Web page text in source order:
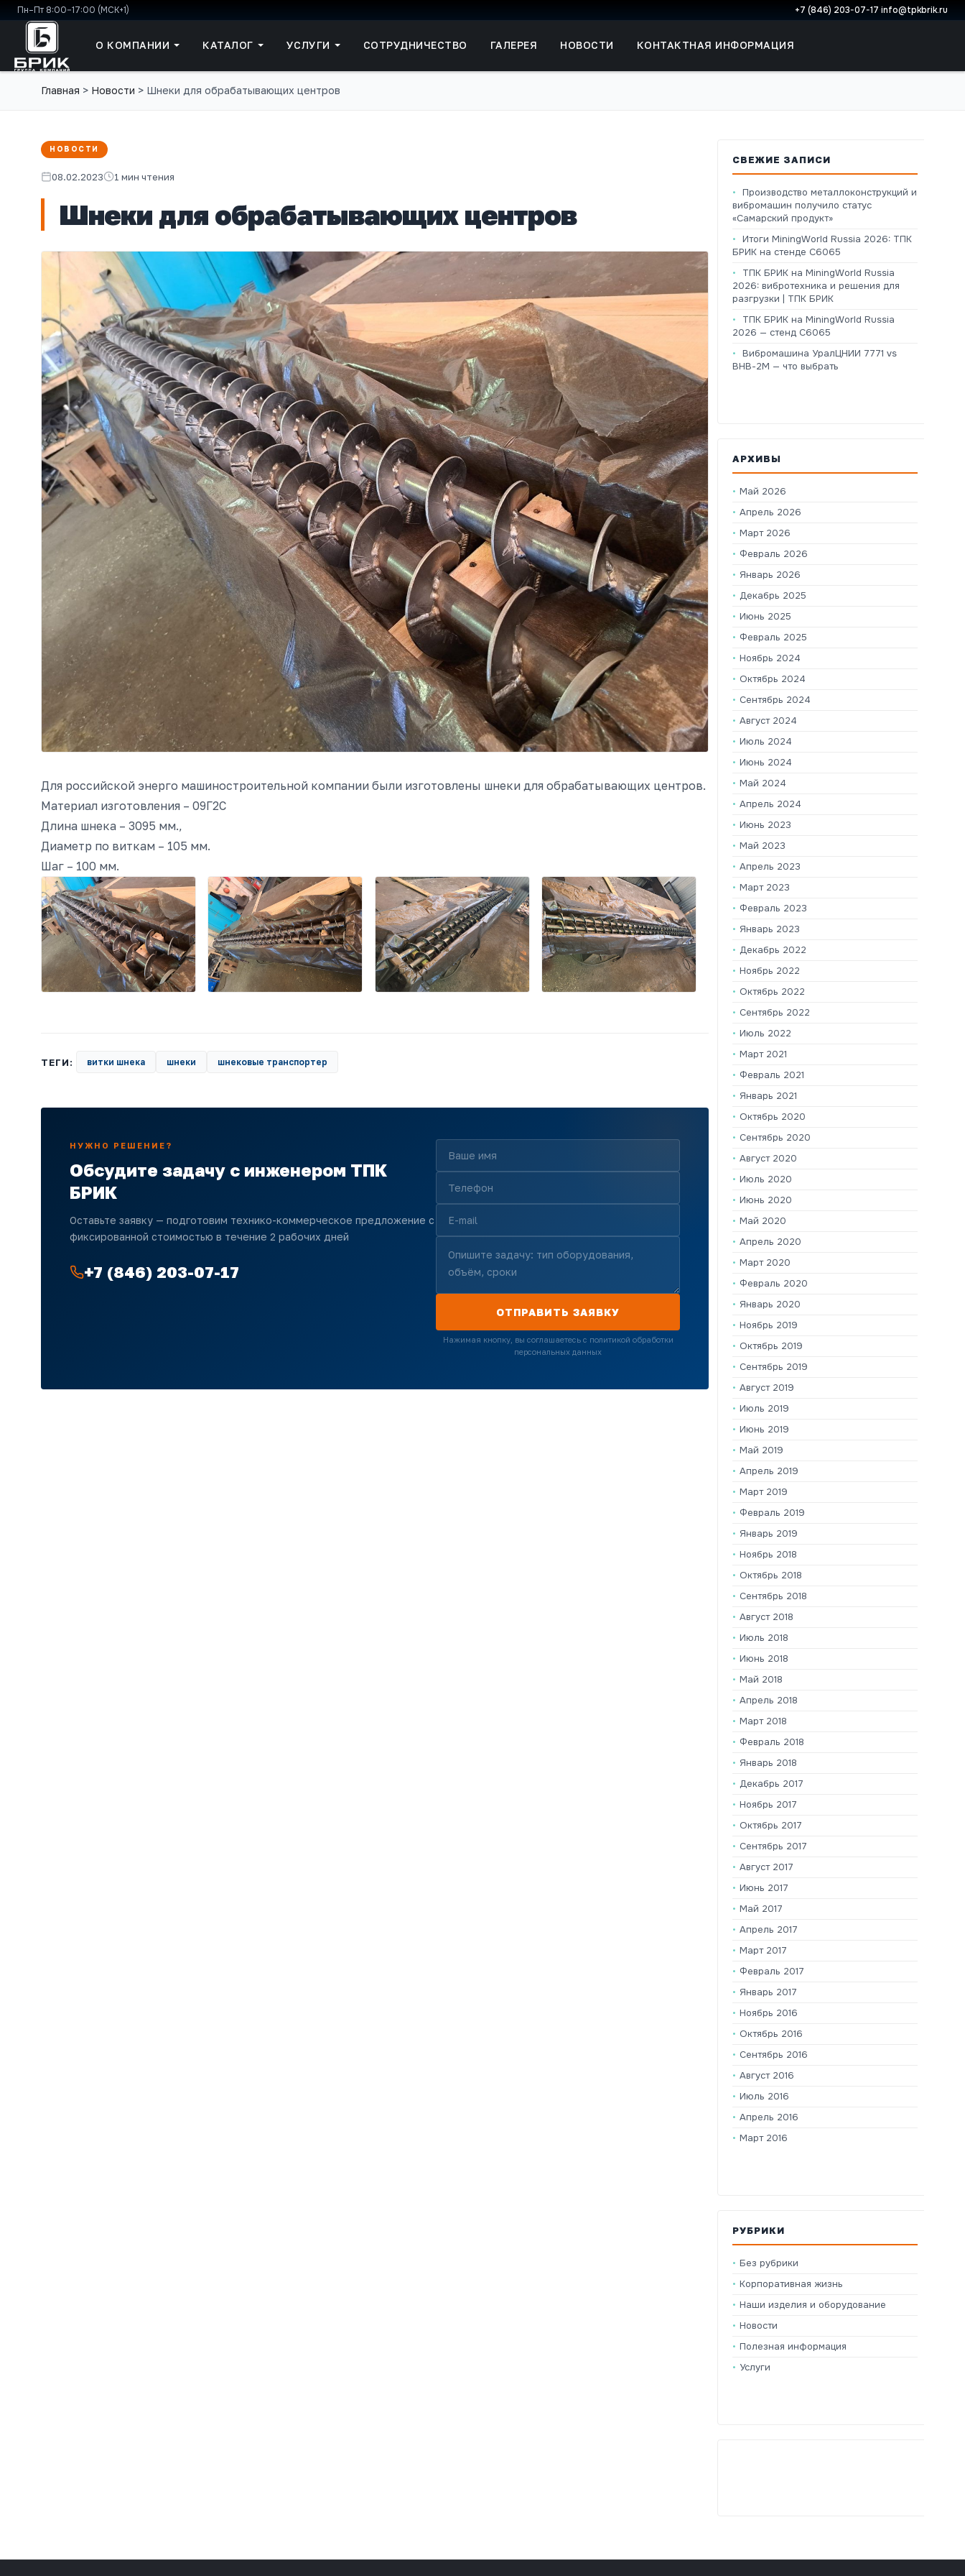
Пн–Пт 8:00–17:00 (МСК+1) +7 (846) 203-07-17·info@tpkbrik.ru
О КОМПАНИИ КАТАЛОГ УСЛУГИ СОТРУДНИЧЕСТВО ГАЛЕРЕЯ НОВОСТИ КОНТАКТНАЯ ИНФОРМАЦИЯ
Главная > Новости > Шнеки для обрабатывающих центров
НОВОСТИ
08.02.2023 1 мин чтения
Шнеки для обрабатывающих центров
Для российской энерго машиностроительной компании были изготовлены шнеки для обрабатывающих центров.
Материал изготовления – 09Г2С
Длина шнека – 3095 мм.,
Диаметр по виткам – 105 мм.
Шаг – 100 мм.
ТЕГИ: витки шнека шнеки шнековые транспортер
НУЖНО РЕШЕНИЕ?
Обсудите задачу с инженером ТПК
БРИК
Оставьте заявку — подготовим технико-коммерческое предложение с
фиксированной стоимостью в течение 2 рабочих дней
+7 (846) 203-07-17
ОТПРАВИТЬ ЗАЯВКУ
Нажимая кнопку, вы соглашаетесь с политикой обработки
персональных данных
СВЕЖИЕ ЗАПИСИ
Производство металлоконструкций и
вибромашин получило статус
«Самарский продукт»
Итоги MiningWorld Russia 2026: ТПК
БРИК на стенде C6065
ТПК БРИК на MiningWorld Russia
2026: вибротехника и решения для
разгрузки | ТПК БРИК
ТПК БРИК на MiningWorld Russia
2026 — стенд C6065
Вибромашина УралЦНИИ 7771 vs
ВНВ-2М — что выбрать
АРХИВЫ
Май 2026
Апрель 2026
Март 2026
Февраль 2026
Январь 2026
Декабрь 2025
Июнь 2025
Февраль 2025
Ноябрь 2024
Октябрь 2024
Сентябрь 2024
Август 2024
Июль 2024
Июнь 2024
Май 2024
Апрель 2024
Июнь 2023
Май 2023
Апрель 2023
Март 2023
Февраль 2023
Январь 2023
Декабрь 2022
Ноябрь 2022
Октябрь 2022
Сентябрь 2022
Июль 2022
Март 2021
Февраль 2021
Январь 2021
Октябрь 2020
Сентябрь 2020
Август 2020
Июль 2020
Июнь 2020
Май 2020
Апрель 2020
Март 2020
Февраль 2020
Январь 2020
Ноябрь 2019
Октябрь 2019
Сентябрь 2019
Август 2019
Июль 2019
Июнь 2019
Май 2019
Апрель 2019
Март 2019
Февраль 2019
Январь 2019
Ноябрь 2018
Октябрь 2018
Сентябрь 2018
Август 2018
Июль 2018
Июнь 2018
Май 2018
Апрель 2018
Март 2018
Февраль 2018
Январь 2018
Декабрь 2017
Ноябрь 2017
Октябрь 2017
Сентябрь 2017
Август 2017
Июнь 2017
Май 2017
Апрель 2017
Март 2017
Февраль 2017
Январь 2017
Ноябрь 2016
Октябрь 2016
Сентябрь 2016
Август 2016
Июль 2016
Апрель 2016
Март 2016
РУБРИКИ
Без рубрики
Корпоративная жизнь
Наши изделия и оборудование
Новости
Полезная информация
Услуги